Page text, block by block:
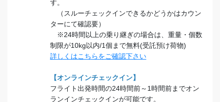
す。
（スルーチェックインできるかどうかはカウン
ターにて確認要）
※24時間以上の乗り継ぎの場合は、重量・個数
制限が10kg以内/1個まで無料(受託預け荷物)
詳しくはこちらをご確認下さい
【オンラインチェックイン】
フライト出発時間の24時間前～1時間前までオン
ランインチェックインが可能です。